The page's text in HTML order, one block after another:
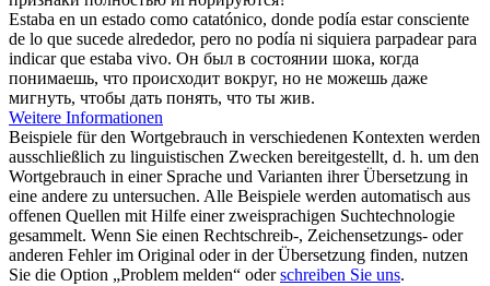
Estaba en un estado como catatónico, donde podía estar consciente
de lo que sucede alrededor, pero no podía ni siquiera parpadear para
indicar que estaba vivo. Он был в состоянии шока, когда
понимаешь, что происходит вокруг, но не можешь даже
мигнуть, чтобы дать понять, что ты жив.
Weitere Informationen
Beispiele für den Wortgebrauch in verschiedenen Kontexten werden
ausschließlich zu linguistischen Zwecken bereitgestellt, d. h. um den
Wortgebrauch in einer Sprache und Varianten ihrer Übersetzung in
eine andere zu untersuchen. Alle Beispiele werden automatisch aus
offenen Quellen mit Hilfe einer zweisprachigen Suchtechnologie
gesammelt. Wenn Sie einen Rechtschreib-, Zeichensetzungs- oder
anderen Fehler im Original oder in der Übersetzung finden, nutzen
Sie die Option „Problem melden“ oderschreiben Sie uns.